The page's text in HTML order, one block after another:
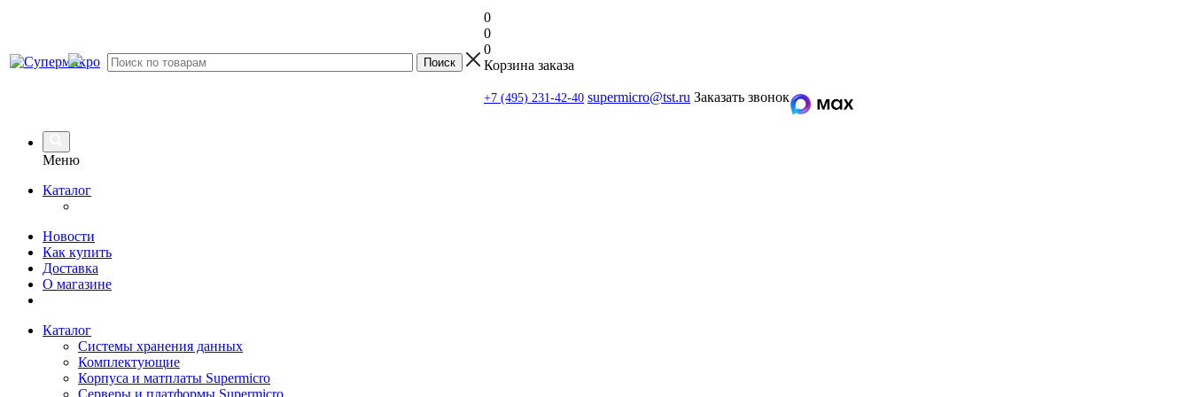
0
0
0
Корзина заказа
+7 (495) 231-42-40 supermicro@tst.ru Заказать звонок
Меню
Каталог
Новости
Как купить
Доставка
О магазине
Каталог
Системы хранения данных
Комплектующие
Корпуса и матплаты Supermicro
Серверы и платформы Supermicro